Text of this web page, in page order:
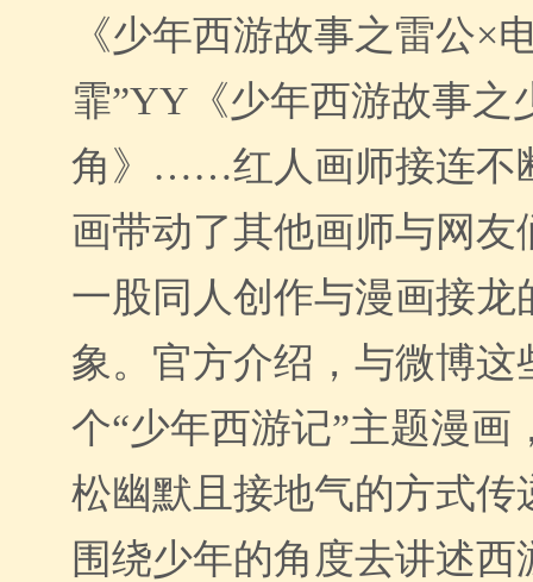
《少年西游故事之雷公×
霏”YY《少年西游故事之
角 》 ……红人画师接连不
画带动了其他画师与网友
一股同人创作与漫画接龙
象。官方介绍，与微博这
个“少年西游记”主题漫画
松幽默且接地气的方式传
围绕少年的角度去讲述西